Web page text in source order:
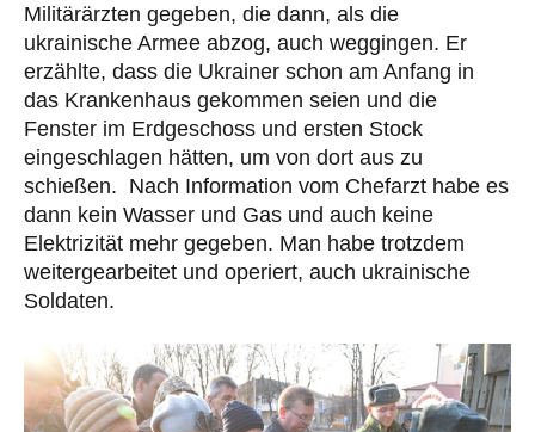
Militärärzten gegeben, die dann, als die
ukrainische Armee abzog, auch weggingen. Er
erzählte, dass die Ukrainer schon am Anfang in
das Krankenhaus gekommen seien und die
Fenster im Erdgeschoss und ersten Stock
eingeschlagen hätten, um von dort aus zu
schießen. Nach Information vom Chefarzt habe es
dann kein Wasser und Gas und auch keine
Elektrizität mehr gegeben. Man habe trotzdem
weitergearbeitet und operiert, auch ukrainische
Soldaten.